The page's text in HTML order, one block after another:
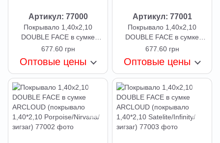
Артикул: 77000
Покрывало 1,40x2,10
DOUBLE FACE в сумке
ARCLOUD (покрывало
1,40*2,10 Infinity/Rainy Day/
зигзаг)
677.60 грн
Оптовые цены
Артикул: 77001
Покрывало 1,40x2,10
DOUBLE FACE в сумке
ARCLOUD (покрывало
/Elephant Skin /зигзаг)
677.60 грн
Оптовые цены